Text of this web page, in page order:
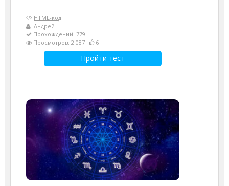
HTML-код
Андрей
Прохождений: 779
Просмотров: 2 087
6
Пройти тест